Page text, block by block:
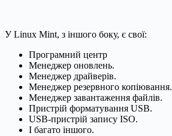
У Linux Mint, з іншого боку, є свої:
Програмний центр
Менеджер оновлень.
Менеджер драйверів.
Менеджер резервного копiювання.
Менеджер завантаження файлів.
Пристрій форматування USB.
USB-пристрій запису ISO.
І багато іншого.